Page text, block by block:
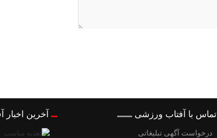
تماس با آفتاب ورزشی
درخواست آگهی تبلیغاتی
آخرین